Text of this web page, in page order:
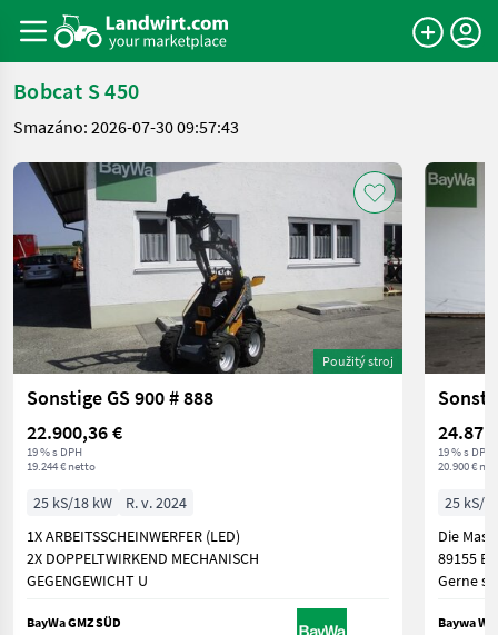
Bobcat S 450
Smazáno: 2026-07-30 09:57:43
Použitý stroj
Sonstige GS 900 # 888
22.900,36 €
19 % s DPH
19.244 € netto
25 kS/18 kW
R. v. 2024
1X ARBEITSSCHEINWERFER (LED)
2X DOPPELTWIRKEND MECHANISCH
GEGENGEWICHT U
BayWa GMZ SÜD
24.871
19 % s DPH
20.900 €
25 kS/
Die
89155
Gerne
Baywa